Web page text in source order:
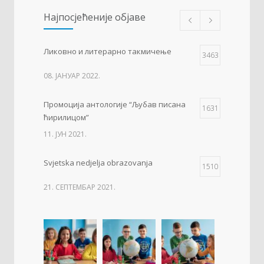
Најпосјећеније објаве
Ликовно и литерарно такмичење 3463
08. ЈАНУАР 2022.
Промоција антологије “Љубав писана
ћирилицом”
1631
11. ЈУН 2021.
Svjetska nedjelja obrazovanja 1510
21. СЕПТЕМБАР 2021.
1506
09. ОКТОБАР 2021.